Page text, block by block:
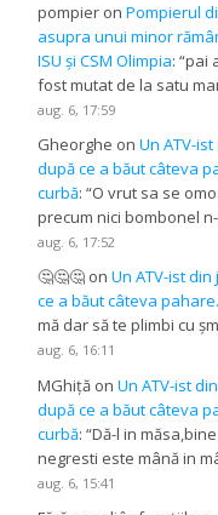
pompier onPompierul
asupra unui minor
ISU și CSM Olimpia: “pai
fost mutat de la satu
aug. 6, 17:59
Gheorghe onUn ATV-
după ce a băut câteva
curbă: “O vrut sa se
precum nici bombonel
aug. 6, 17:52
🤔🤔🤔 onUn ATV-ist
ce a băut câteva
mă dar să te plimbi cu
aug. 6, 16:11
MGhiță onUn ATV-ist
după ce a băut câteva
curbă: “Dă-l in
negresti este mână in
aug. 6, 15:41